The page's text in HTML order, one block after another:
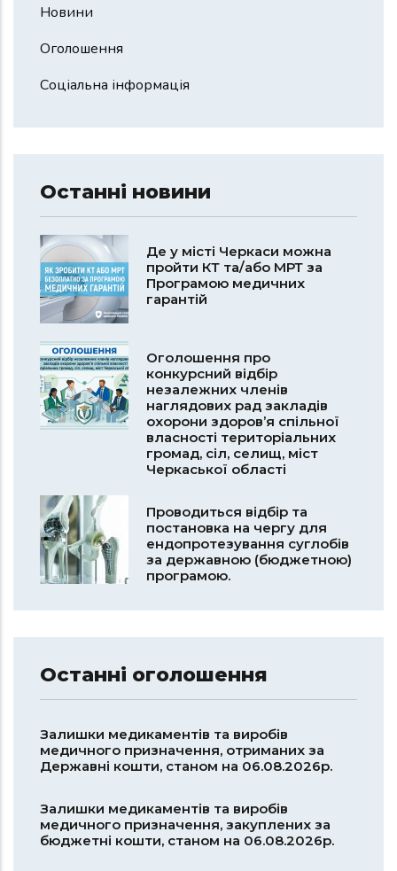
Новини
Оголошення
Соціальна інформація
Останні новини
Де у місті Черкаси можна
пройти КТ та/або МРТ за
Програмою медичних
гарантій
Оголошення про
конкурсний відбір
незалежних членів
наглядових рад закладів
охорони здоров’я спільної
власності територіальних
громад, сіл, селищ, міст
Черкаської області
Проводиться відбір та
постановка на чергу для
ендопротезування суглобів
за державною (бюджетною)
програмою.
Останні оголошення
Залишки медикаментів та виробів
медичного призначення, отриманих за
Державні кошти, станом на 06.08.2026р.
Залишки медикаментів та виробів
медичного призначення, закуплених за
бюджетні кошти, станом на 06.08.2026р.